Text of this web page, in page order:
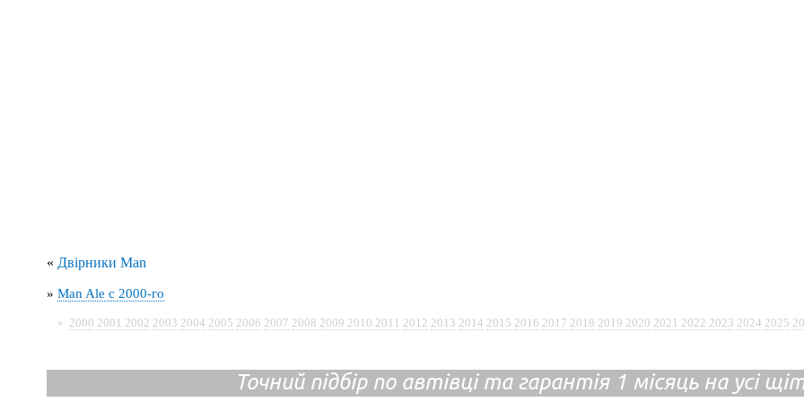
« Двірники Man
» Man Ale с 2000-го
» 2000 2001 2002 2003 2004 2005 2006 2007 2008 2009 2010 2011 2012 2013 2014 2015 2016 2017 2018 2019 2020 2021 2022 2023 2024 2025
Точний підбір по автівці та гарантія 1 місяць на усі